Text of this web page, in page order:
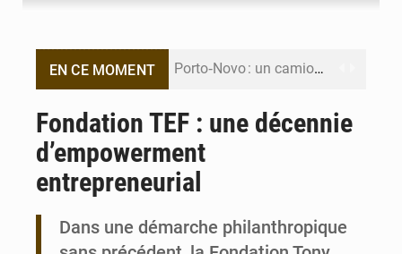
EN CE MOMENT Porto‑Novo : un camion de produits pétroliers embrase Avakpa
Bénin : Le CEG La Verdure de Ouèdo fait sa mue pour la rentrée
Fondation TEF : une décennie
d’empowerment
entrepreneurial
Dans une démarche philanthropique